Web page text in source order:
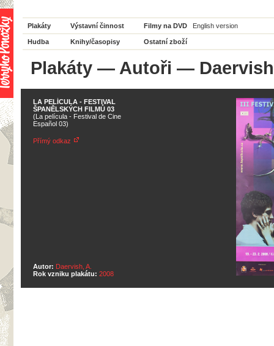
Plakáty Výstavní činnost Filmy na DVD English version
Hudba Knihy/časopisy Ostatní zboží
Plakáty — Autoři —
LA PELÍCULA - FESTIVAL
ŠPANĚLSKÝCH FILMŮ 03
(La película - Festival de Cine
Español 03)
Přímý odkaz
Autor: Daervish, A.
Rok vzniku plakátu: 2008